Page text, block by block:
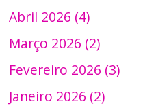
Abril 2026 (4)
Março 2026 (2)
Fevereiro 2026 (3)
Janeiro 2026 (2)